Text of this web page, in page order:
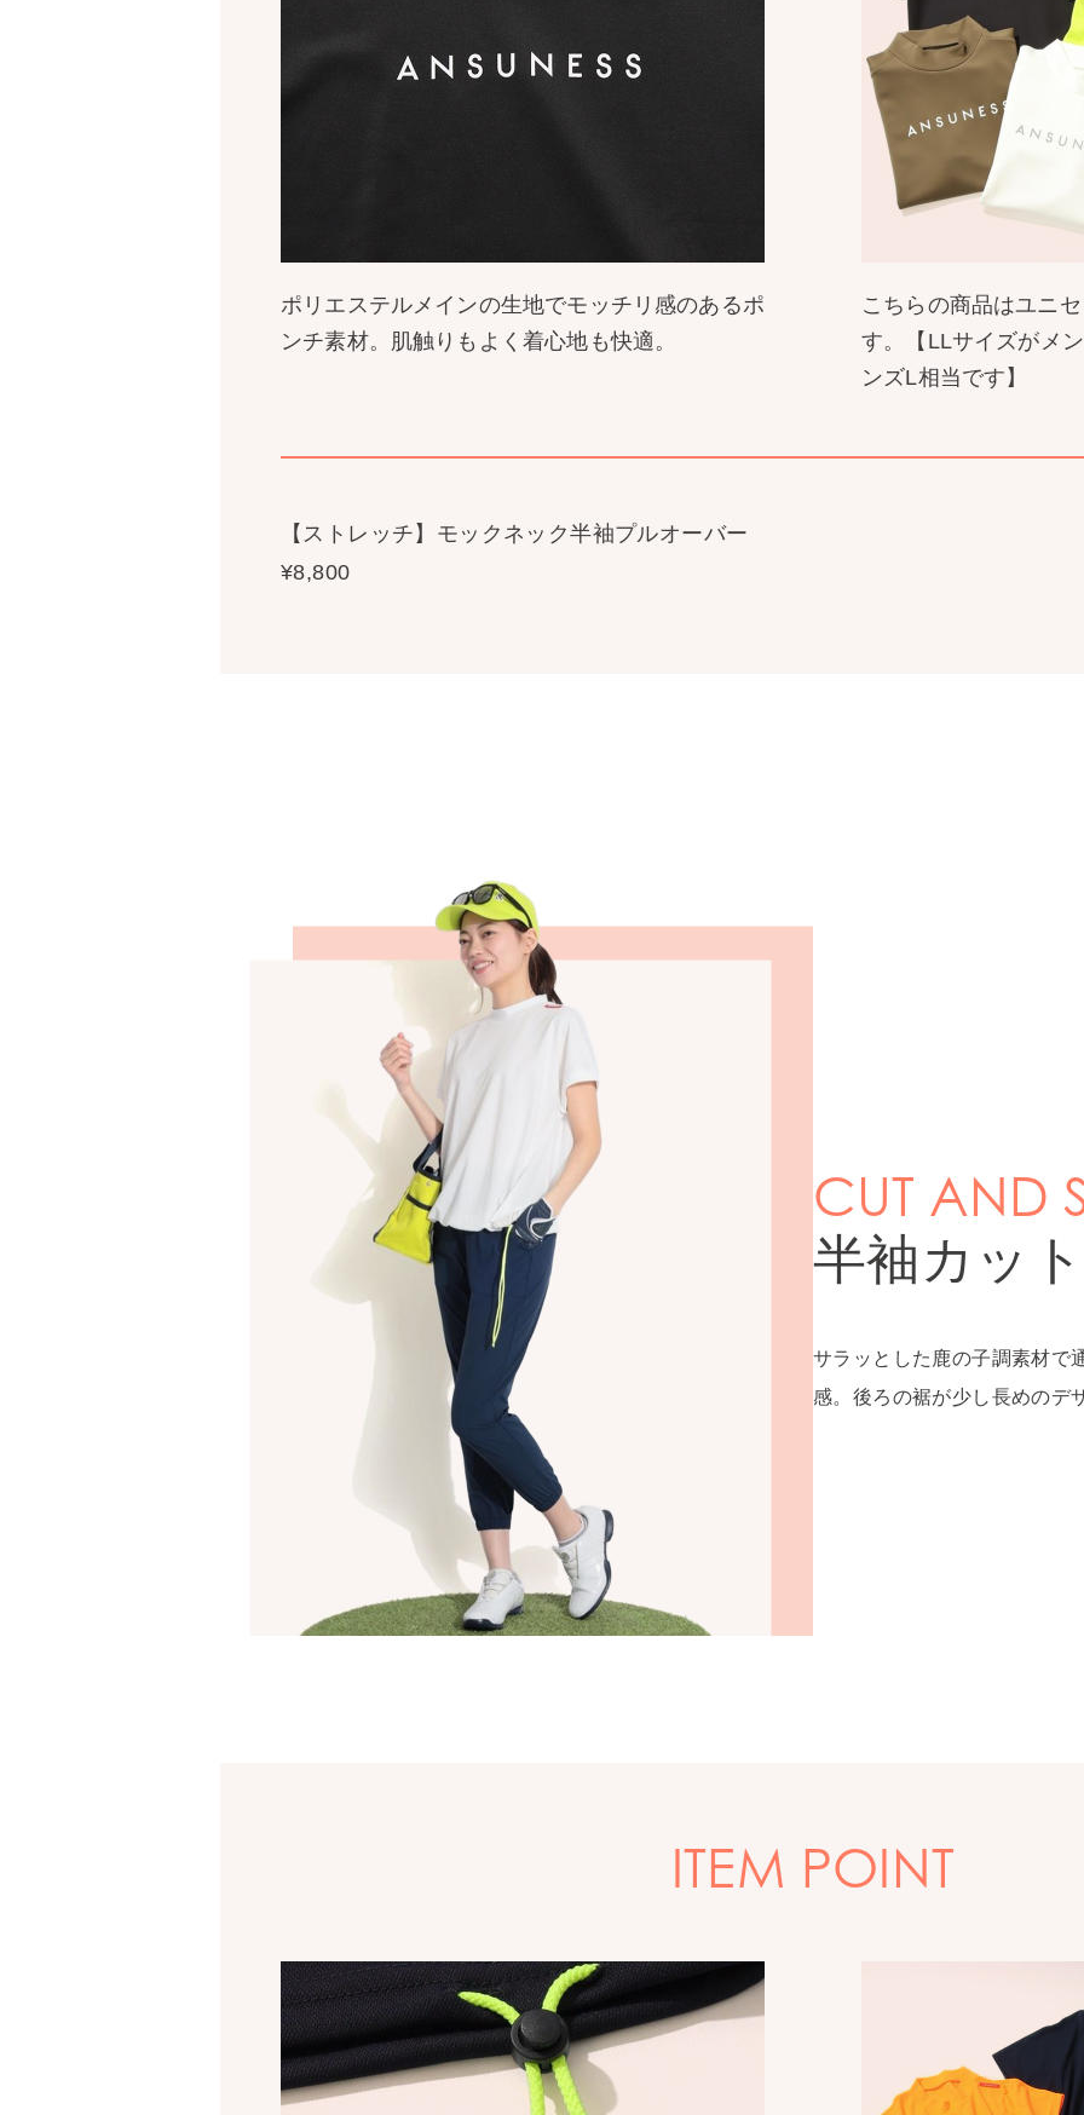
ポリエステルメインの生地でモッチリ感のあるポ
ンチ素材。肌触りもよく着心地も快適。
こちらの商品はユニ
す。【LLサイズがメ
ンズL相当です】
【ストレッチ】モックネック半袖プルオーバー
¥8,800
CUT AND
半袖カッ
サラッとした鹿の子調素材で
感。後ろの裾が少し長めのデ
ITEM POINT